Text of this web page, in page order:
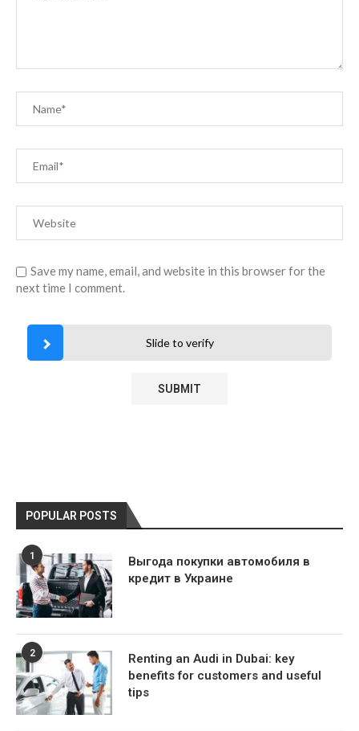
Save my name, email, and website in this browser for the
next time I comment.
Slide to verify
POPULAR POSTS
1
Выгода покупки автомобиля в
кредит в Украине
2
Renting an Audi in Dubai: key
benefits for customers and useful
tips